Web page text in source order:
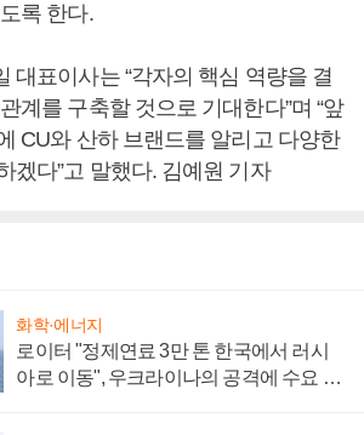
록 한다.
대표이사는 “각자의 핵심 역량을 결
계를 구축할 것으로 기대한다”며 “앞
CU와 산하 브랜드를 알리고 다양한
겠다”고 말했다. 김예원 기자
화학·에너지
로이터 "정제연료 3만 톤 한국에서 러시
아로 이동", 우크라이나의 공격에 수요 늘